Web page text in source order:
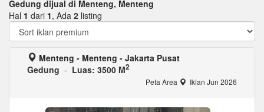
Gedung dijual di Menteng, Menteng
Hal 1 dari 1, Ada 2 listing
Menteng - Menteng - Jakarta Pusat
Gedung - Luas: 3500 M2
Peta Area Iklan Jun 2026